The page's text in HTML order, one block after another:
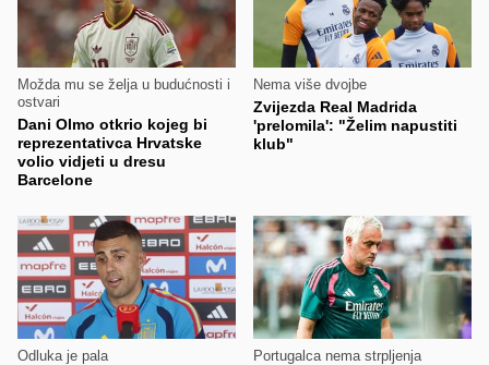
Možda mu se želja u budućnosti i
ostvari
Dani Olmo otkrio kojeg bi
reprezentativca Hrvatske
volio vidjeti u dresu
Barcelone
Nema više dvojbe
Zvijezda Real Madrida
'prelomila': "Želim napustiti
klub"
Odluka je pala Portugalca nema strpljenja